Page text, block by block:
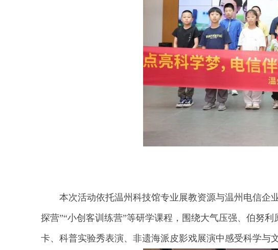
本次活动依托温州科技馆专业展教资源与温州电信企
探营”“小创客训练营”等研学课程，围绕大气压强、伯努
卡、科普实验秀表演、非遗海派皮影戏展演中感受科学与